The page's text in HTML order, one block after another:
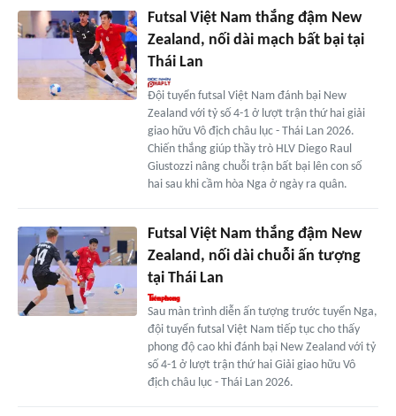
Futsal Việt Nam thắng đậm New
Zealand, nối dài mạch bất bại tại
Thái Lan
Đội tuyển futsal Việt Nam đánh bại New
Zealand với tỷ số 4-1 ở lượt trận thứ hai giải
giao hữu Vô địch châu lục - Thái Lan 2026.
Chiến thắng giúp thầy trò HLV Diego Raul
Giustozzi nâng chuỗi trận bất bại lên con số
hai sau khi cầm hòa Nga ở ngày ra quân.
Futsal Việt Nam thắng đậm New
Zealand, nối dài chuỗi ấn tượng
tại Thái Lan
Sau màn trình diễn ấn tượng trước tuyển Nga,
đội tuyển futsal Việt Nam tiếp tục cho thấy
phong độ cao khi đánh bại New Zealand với tỷ
số 4-1 ở lượt trận thứ hai Giải giao hữu Vô
địch châu lục - Thái Lan 2026.